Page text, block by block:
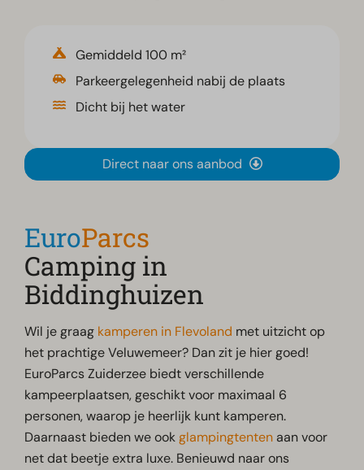
Gemiddeld 100 m²
Parkeergelegenheid nabij de plaats
Dicht bij het water
Direct naar ons aanbod
EuroParcs
Camping in
Biddinghuizen
Wil je graag kamperen in Flevoland met uitzicht op
het prachtige Veluwemeer? Dan zit je hier goed!
EuroParcs Zuiderzee biedt verschillende
kampeerplaatsen, geschikt voor maximaal 6
personen, waarop je heerlijk kunt kamperen.
Daarnaast bieden we ookglampingtentenaan voor
net dat beetje extra luxe. Benieuwd naar ons